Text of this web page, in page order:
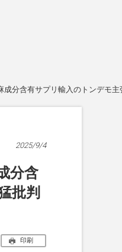
分含有サプリ輸入のトンデモ主
2025/9/4
分含
批判
印刷